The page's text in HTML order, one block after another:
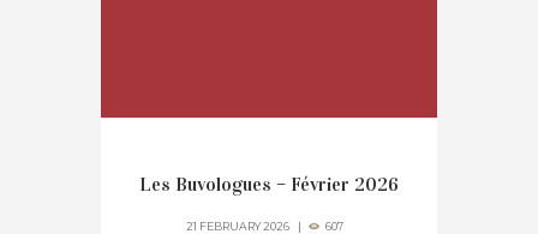
Les Buvologues – Février 2026
21 FEBRUARY 2026 607